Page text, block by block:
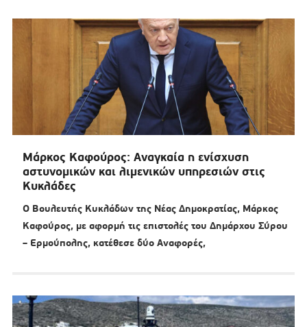
Μάρκος Καφούρος: Αναγκαία η ενίσχυση
αστυνομικών και λιμενικών υπηρεσιών στις
Κυκλάδες
Ο Βουλευτής Κυκλάδων της Νέας Δημοκρατίας, Μάρκος
Καφούρος, με αφορμή τις επιστολές του Δημάρχου Σύρου
– Ερμούπολης, κατέθεσε δύο Αναφορές,